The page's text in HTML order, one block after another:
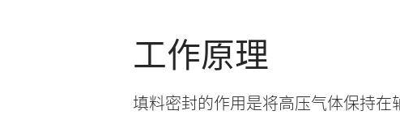
工作原理
填料密封的作用是将高压气体保持在